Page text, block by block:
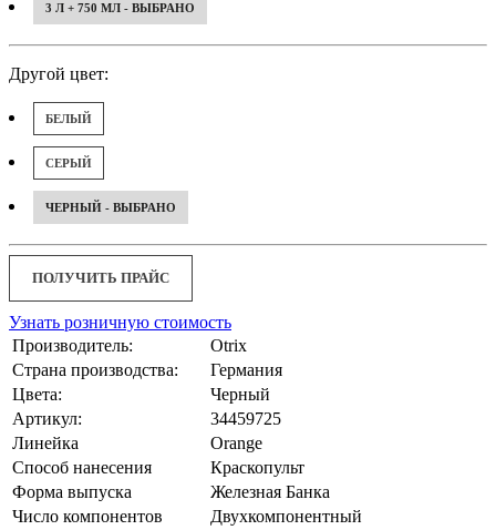
3 Л + 750 МЛ - ВЫБРАНО
Другой цвет:
БЕЛЫЙ
СЕРЫЙ
ЧЕРНЫЙ - ВЫБРАНО
ПОЛУЧИТЬ ПРАЙС
Узнать розничную стоимость
Производитель:
Otrix
Страна производства:
Германия
Цвета:
Черный
Артикул:
34459725
Линейка
Orange
Способ нанесения
Краскопульт
Форма выпуска
Железная Банка
Число компонентов
Двухкомпонентный